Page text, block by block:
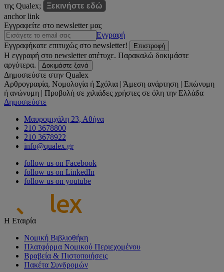
της Qualex;
Ξεκινήστε εδώ
anchor link
Εγγραφείτε στο newsletter μας
Εγγραφή
Εγγραφήκατε επιτυχώς στο newsletter!
Επιστροφή
Η εγγραφή στο newsletter απέτυχε. Παρακαλώ δοκιμάστε
αργότερα.
Δοκιμάστε ξανά
Δημοσιεύστε στην Qualex
Αρθρογραφία, Νομολογία ή Σχόλια | Άμεση ανάρτηση | Επώνυμη
ή ανώνυμη | Προβολή σε χιλιάδες χρήστες σε όλη την Ελλάδα
Δημοσιεύστε
Μαυρομιχάλη 23, Αθήνα
210 3678800
210 3678922
info@qualex.gr
follow us on Facebook
follow us on LinkedIn
follow us on youtube
Η Εταιρία
Νομική Βιβλιοθήκη
Πλατφόρμα Νομικού Περιεχομένου
Βραβεία & Πιστοποιήσεις
Πακέτα Συνδρομών